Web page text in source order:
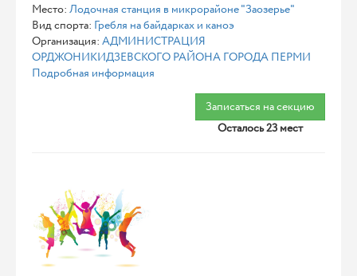
Место: Лодочная станция в микрорайоне "Заозерье"
Вид спорта: Гребля на байдарках и каноэ
Организация: АДМИНИСТРАЦИЯ
ОРДЖОНИКИДЗЕВСКОГО РАЙОНА ГОРОДА ПЕРМИ
Подробная информация
Записаться на секцию
Осталось 23 мест